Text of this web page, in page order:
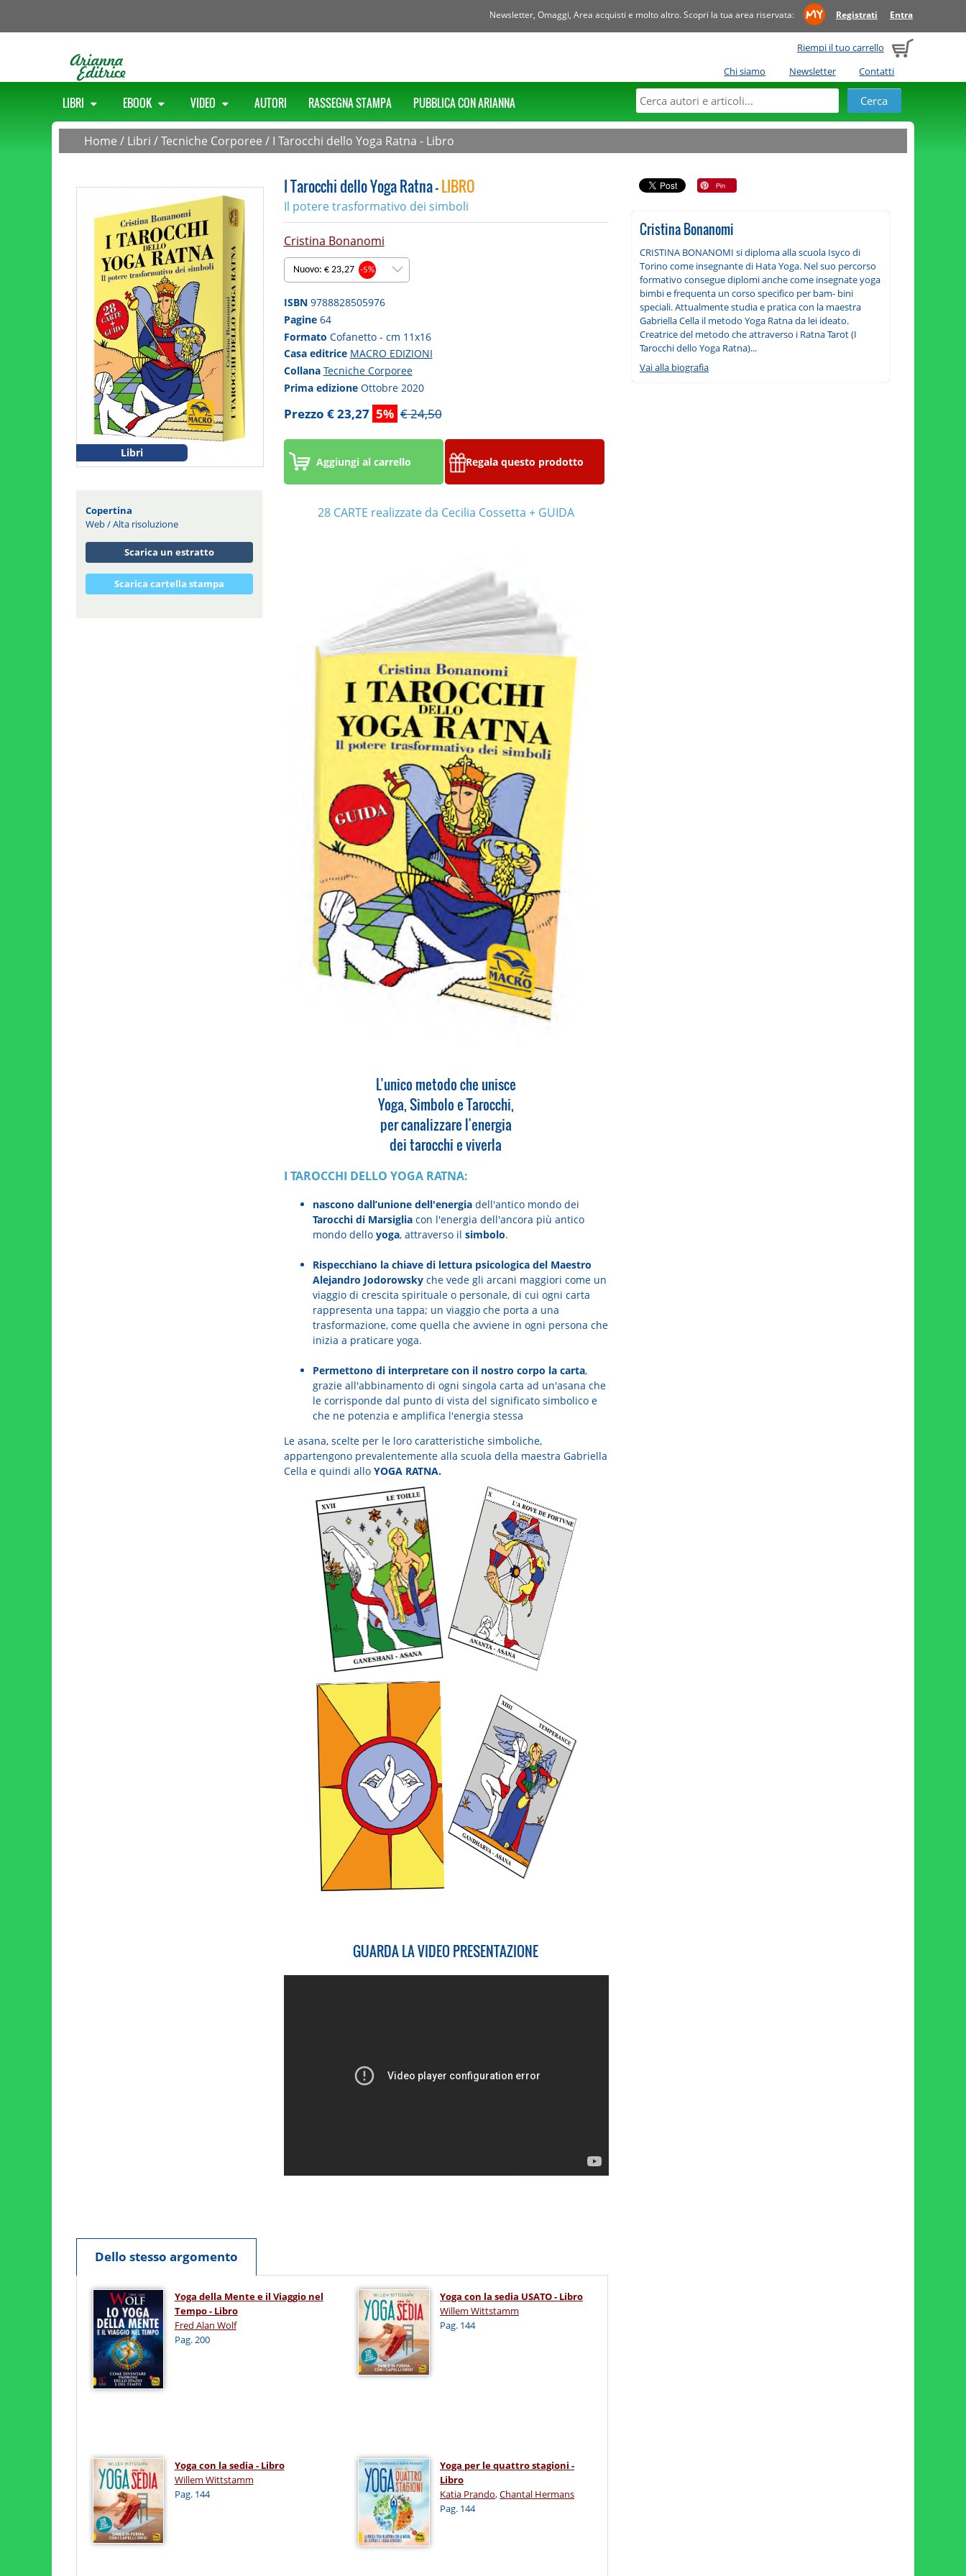
Newsletter, Omaggi, Area acquisti e molto altro. Scopri la tua area riservata: Registrati Entra
Riempi il tuo carrello
Chi siamo
Newsletter Contatti
LIBRI EBOOK VIDEO AUTORI RASSEGNA STAMPA PUBBLICA CON ARIANNA
Home / Libri /Tecniche Corporee / I Tarocchi dello Yoga Ratna - Libro
Libri
Copertina
Web/Alta risoluzione
Scarica un estratto
Scarica cartella stampa
I Tarocchi dello Yoga Ratna -LIBRO
Il potere trasformativo dei simboli
Cristina Bonanomi
Nuovo: € 23,27-5%
ISBN 9788828505976
Pagine 64
Formato Cofanetto - cm 11x16
Casa editrice MACRO EDIZIONI
Collana Tecniche Corporee
Prima edizione Ottobre 2020
Prezzo € 23,27 5% € 24,50
Aggiungi al carrello Regala questo prodotto
28 CARTE realizzate da Cecilia Cossetta + GUIDA
L’unico metodo che unisce
Yoga, Simbolo e Tarocchi,
per canalizzare l'energia
dei tarocchi e viverla
I TAROCCHI DELLO YOGA RATNA:
nascono dall’unione dell'energiadell'antico mondo dei
Tarocchi di Marsigliacon l'energia dell'ancora più antico
mondo dello yoga, attraverso il simbolo.
Rispecchiano la chiave di lettura psicologica del Maestro
Alejandro Jodorowskyche vede gli arcani maggiori come un
viaggio di crescita spirituale o personale, di cui ogni carta
rappresenta una tappa; un viaggio che porta a una
trasformazione, come quella che avviene in ogni persona che
inizia a praticare yoga.
Permettono di interpretare con il nostro corpo la carta,
grazie all'abbinamento di ogni singola carta ad un'asana che
le corrisponde dal punto di vista del significato simbolico e
che ne potenzia e amplifica l'energia stessa
Le asana, scelte per le loro caratteristiche simboliche,
appartengono prevalentemente alla scuola della maestra Gabriella
Cella e quindi allo YOGA RATNA.
GUARDA LA VIDEO PRESENTAZIONE
Dello stesso argomento
Yoga della Mente e il Viaggio nel
Tempo - Libro
Fred Alan Wolf
Pag. 200
Yoga con la sedia USATO - Libro
Willem Wittstamm
Pag. 144
Yoga con la sedia - Libro
Willem Wittstamm
Pag. 144
Yoga per le quattro stagioni -
Libro
Katia Prando,Chantal Hermans
Pag. 144
Cristina Bonanomi
CRISTINA BONANOMI si diploma alla scuola Isyco di
Torino come insegnante di Hata Yoga. Nel suo percorso
formativo consegue diplomi anche come insegnate yoga
bimbi e frequenta un corso specifico per bam- bini
speciali. Attualmente studia e pratica con la maestra
Gabriella Cella il metodo Yoga Ratna da lei ideato.
Creatrice del metodo che attraverso i Ratna Tarot (I
Tarocchi dello Yoga Ratna)...
Vai alla biografia